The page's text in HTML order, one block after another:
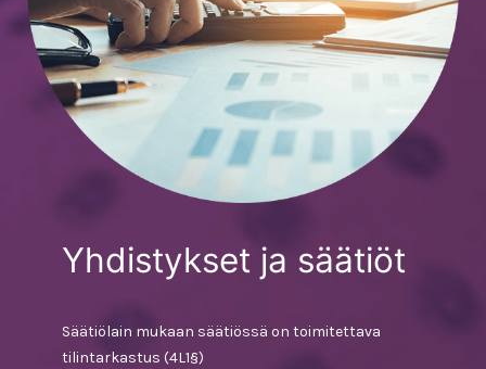
Yhdistykset ja säätiöt
Säätiölain mukaan säätiössä on toimitettava
tilintarkastus (4L1§)